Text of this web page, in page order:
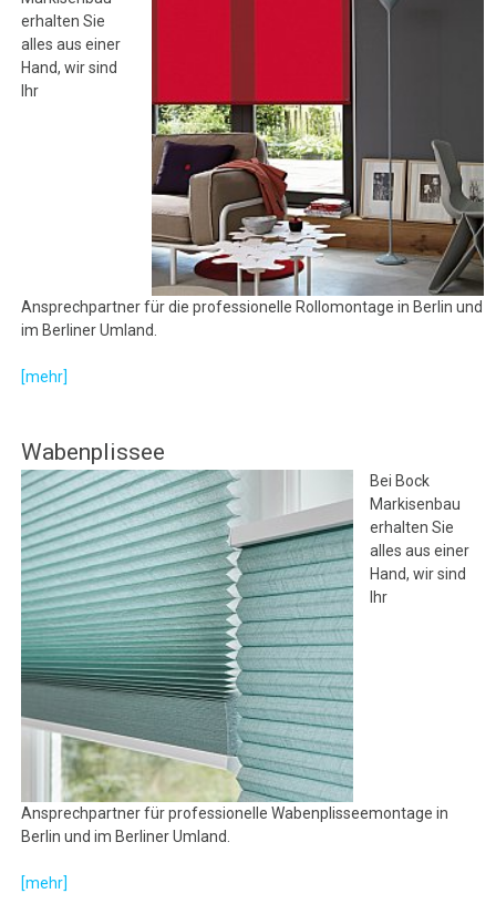
erhalten Sie
alles aus einer
Hand, wir sind
Ihr
Ansprechpartner für die professionelle Rollomontage in Berlin und
im Berliner Umland.
[mehr]
Wabenplissee
Bei Bock
Markisenbau
erhalten Sie
alles aus einer
Hand, wir sind
Ihr
Ansprechpartner für professionelle Wabenplisseemontage in
Berlin und im Berliner Umland.
[mehr]